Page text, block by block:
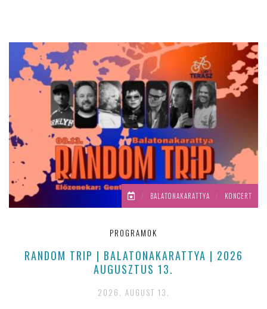
/ BALATONAKARATTYA / KONCERT
PROGRAMOK
RANDOM TRIP | BALATONAKARATTYA | 2026
AUGUSZTUS 13.
2026. AUGUST 13.